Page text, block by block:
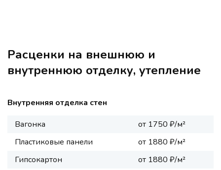
Расценки на внешнюю и
внутреннюю отделку, утепление
Внутренняя отделка стен
Вагонка
от 1750 ₽/м²
Пластиковые панели
от 1880 ₽/м²
Гипсокартон
от 1880 ₽/м²